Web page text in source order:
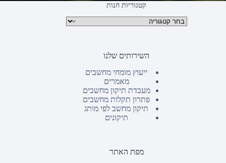
קטגוריות חנות
קטגוריות מוצרים
השירותים שלנו
ייעוץ מומחי מחשבים
מאמרים
מעבדת תיקון מחשבים
פתרון תקלות מחשבים
תיקון מחשב לפי מותג
תיקונים
מפת האתר